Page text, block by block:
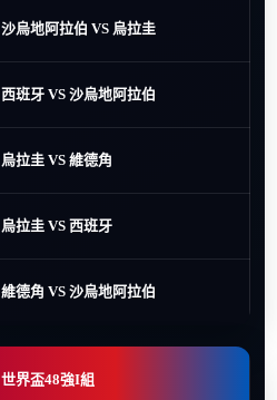
沙烏地阿拉伯 VS 烏拉圭
西班牙 VS 沙烏地阿拉伯
烏拉圭 VS 維德角
烏拉圭 VS 西班牙
維德角 VS 沙烏地阿拉伯
世界盃48強I組